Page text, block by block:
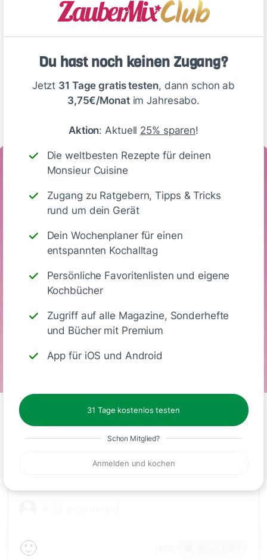
Du hast noch keinen Zugang?
Jetzt 31 Tage gratis testen, dann schon ab
3,75€/Monatim Jahresabo.
Aktion: Aktuell 25% sparen!
Die weltbesten Rezepte für deinen
Monsieur Cuisine
Zugang zu Ratgebern, Tipps & Tricks
rund um dein Gerät
Dein Wochenplaner für einen
entspannten Kochalltag
Persönliche Favoritenlisten und eigene
Kochbücher
Zugriff auf alle Magazine, Sonderhefte
und Bücher mit Premium
App für iOS und Android
31 Tage kostenlos testen
Schon Mitglied?
Anmelden und kochen
Deine Notizen
Nährwerte
147
Kalorien
1 g
Eiweiß
18 g
KH Fett
Laktosefrei Vegetarisch Vegan
Kommentare(1)
🙂